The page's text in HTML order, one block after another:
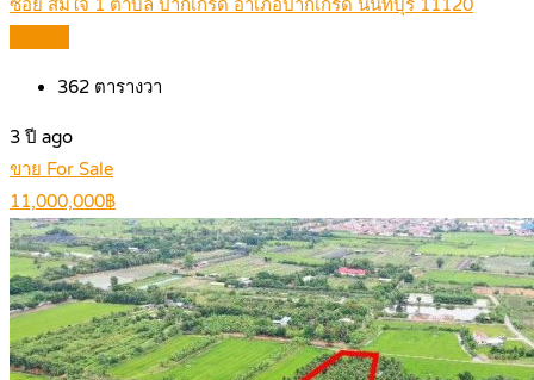
ซอย สมใจ 1 ตำบล ปากเกร็ด อำเภอปากเกร็ด นนทบุรี 11120
362 ตารางวา
3 ปี ago
ขาย For Sale
11,000,000฿